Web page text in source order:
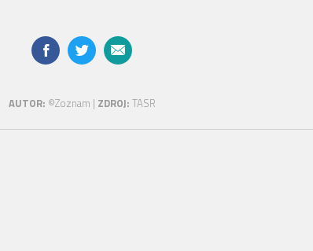
AUTOR: ©Zoznam | ZDROJ: TASR